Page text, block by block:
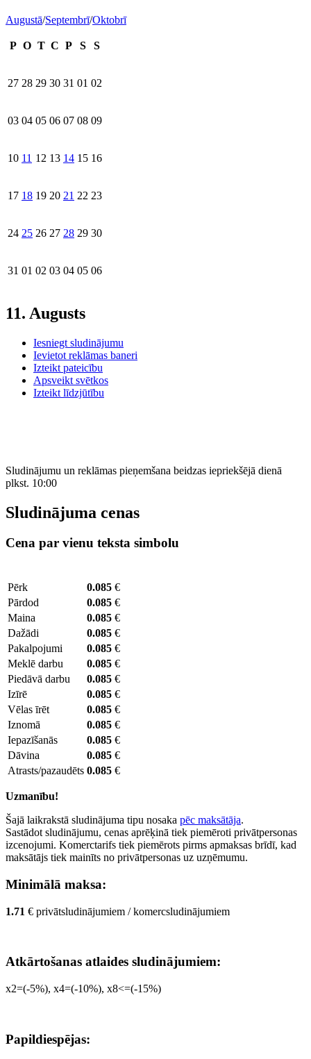
Augustā/Septembrī/Oktobrī
P O T C P S S
27 28 29 30 31 01 02
03 04 05 06 07 08 09
10 11 12 13 14 15 16
17 18 19 20 21 22 23
24 25 26 27 28 29 30
31 01 02 03 04 05 06
11. Augusts
Iesniegt sludinājumu
Ievietot reklāmas baneri
Izteikt pateicību
Apsveikt svētkos
Izteikt līdzjūtību
Sludinājumu un reklāmas pieņemšana beidzas iepriekšējā dienā
plkst. 10:00
Sludinājuma cenas
Cena par vienu teksta simbolu
Pērk 0.085 €
Pārdod
0.085 €
Maina
0.085 €
Dažādi
0.085 €
Pakalpojumi
0.085 €
Meklē darbu
0.085 €
Piedāvā darbu
0.085 €
Izīrē
0.085 €
Vēlas īrēt
0.085 €
Iznomā
0.085 €
Iepazīšanās
0.085 €
Dāvina
0.085 €
Atrasts/pazaudēts 0.085 €
Uzmanību!
Šajā laikrakstā sludinājuma tipu nosaka pēc maksātāja.
Sastādot sludinājumu, cenas aprēķinā tiek piemēroti privātpersonas
izcenojumi. Komerctarifs tiek piemērots pirms apmaksas brīdī, kad
maksātājs tiek mainīts no privātpersonas uz uzņēmumu.
Minimālā maksa:
1.71 € privātsludinājumiem / komercsludinājumiem
Atkārtošanas atlaides sludinājumiem:
x2=(-5%), x4=(-10%), x8<=(-15%)
Papildiespējas: